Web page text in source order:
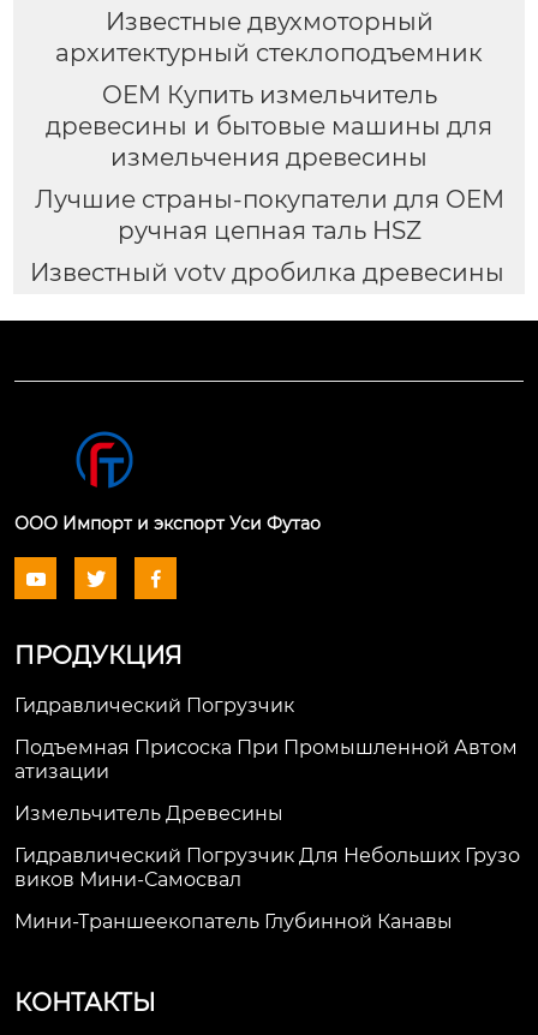
Известные двухмоторный
архитектурный стеклоподъемник
OEM Купить измельчитель
древесины и бытовые машины для
измельчения древесины
Лучшие страны-покупатели для OEM
ручная цепная таль HSZ
Известный votv дробилка древесины
ООО Импорт и экспорт Уси Футао
  
ПРОДУКЦИЯ
Гидравлический Погрузчик
Подъемная Присоска При Промышленной Автом
Атизации
Измельчитель Древесины
Гидравлический Погрузчик Для Небольших Грузо
Виков Мини-Самосвал
Мини-Траншеекопатель Глубинной Канавы
КОНТАКТЫ